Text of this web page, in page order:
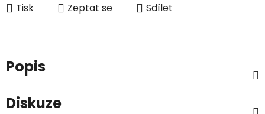
Tisk Zeptat se Sdílet
Popis
Diskuze